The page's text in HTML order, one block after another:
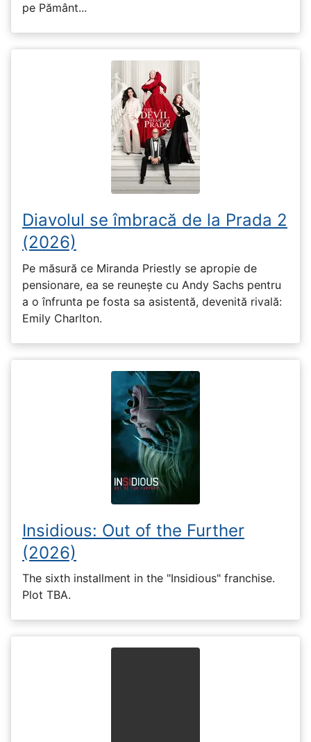
pe Pământ...
Diavolul se îmbracă de la Prada 2
(2026)
Pe măsură ce Miranda Priestly se apropie de
pensionare, ea se reunește cu Andy Sachs pentru
a o înfrunta pe fosta sa asistentă, devenită rivală:
Emily Charlton.
Insidious: Out of the Further
(2026)
The sixth installment in the "Insidious" franchise.
Plot TBA.